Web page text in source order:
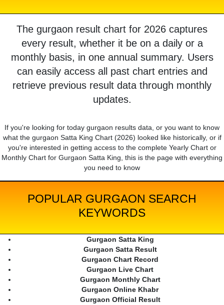
The gurgaon result chart for 2026 captures
every result, whether it be on a daily or a
monthly basis, in one annual summary. Users
can easily access all past chart entries and
retrieve previous result data through monthly
updates.
If you're looking for today gurgaon results data, or you want to know
what the gurgaon Satta King Chart (2026) looked like historically, or if
you're interested in getting access to the complete Yearly Chart or
Monthly Chart for Gurgaon Satta King, this is the page with everything
you need to know
POPULAR GURGAON SEARCH
KEYWORDS
Gurgaon Satta King
Gurgaon Satta Result
Gurgaon Chart Record
Gurgaon Live Chart
Gurgaon Monthly Chart
Gurgaon Online Khabr
Gurgaon Official Result